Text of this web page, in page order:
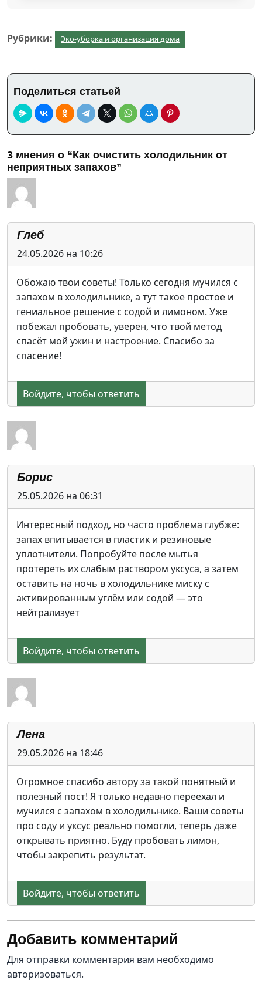
Рубрики: Эко-уборка и организация дома
Поделиться статьей
3 мнения о “Как очистить холодильник от
неприятных запахов”
Глеб
24.05.2026 на 10:26
Обожаю твои советы! Только сегодня мучился с
запахом в холодильнике, а тут такое простое и
гениальное решение с содой и лимоном. Уже
побежал пробовать, уверен, что твой метод
спасёт мой ужин и настроение. Спасибо за
спасение!
Войдите, чтобы ответить
Борис
25.05.2026 на 06:31
Интересный подход, но часто проблема глубже:
запах впитывается в пластик и резиновые
уплотнители. Попробуйте после мытья
протереть их слабым раствором уксуса, а затем
оставить на ночь в холодильнике миску с
активированным углём или содой — это
нейтрализует
Войдите, чтобы ответить
Лена
29.05.2026 на 18:46
Огромное спасибо автору за такой понятный и
полезный пост! Я только недавно переехал и
мучился с запахом в холодильнике. Ваши советы
про соду и уксус реально помогли, теперь даже
открывать приятно. Буду пробовать лимон,
чтобы закрепить результат.
Войдите, чтобы ответить
Добавить комментарий
Для отправки комментария вам необходимо
авторизоваться.